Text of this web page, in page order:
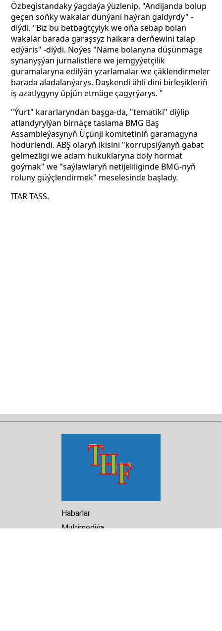
Özbegistandaky ýagdaýa ýüzlenip, "Andijanda bolup
geçen soňky wakalar dünýäni haýran galdyrdy" -
diýdi. "Biz bu betbagtçylyk we oňa sebäp bolan
wakalar barada garaşsyz halkara derňewini talap
edýäris" -diýdi. Noýes "Näme bolanyna düşünmäge
synanyşýan jurnalistlere we jemgyýetçilik
guramalaryna edilýän yzarlamalar we çäklendirmeler
barada aladalanýarys. Daşkendi ähli dini birleşikleriň
iş azatlygyny üpjün etmäge çagyrýarys. "
"Ýurt" kararlaryndan başga-da, "tematiki" diýlip
atlandyrylýan birnäçe taslama BMG Baş
Assambleýasynyň Üçünji komitetiniň garamagyna
hödürlendi. ABŞ olaryň ikisini "korrupsiýanyň gabat
gelmezligi we adam hukuklaryna doly hormat
goýmak" we "saýlawlaryň netijeliliginde BMG-nyň
roluny güýçlendirmek" meselesinde başlady.
ITAR-TASS.
Habarlar
Multimediýa